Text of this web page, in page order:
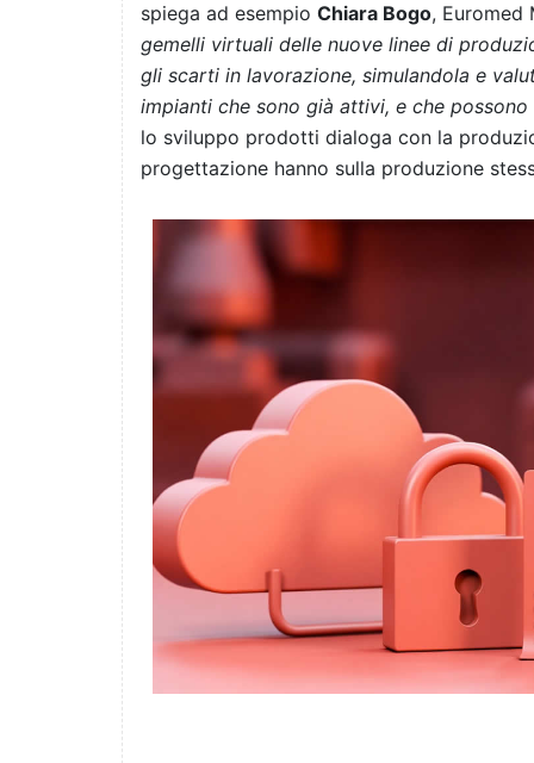
spiega ad esempio Chiara Bogo, Euromed
gemelli virtuali delle nuove linee di
gli scarti in lavorazione, simulandola e
impianti che sono già attivi, e che
lo sviluppo prodotti dialoga con la
progettazione hanno sulla produzione